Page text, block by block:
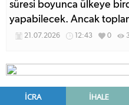
süresi boyunca ülkeye
yapabilecek. Ancak
günle sınırlandırılacak.
21.07.2026 12:43 0